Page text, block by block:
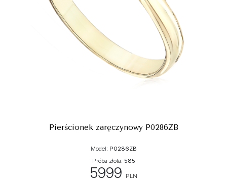
Pierścionek zaręczynowy P0286ZB
Model: P0286ZB
Próba złota: 585
5999 PLN